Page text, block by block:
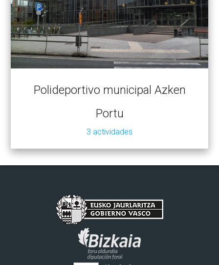
Polideportivo municipal Azken
Portu
3 actividades